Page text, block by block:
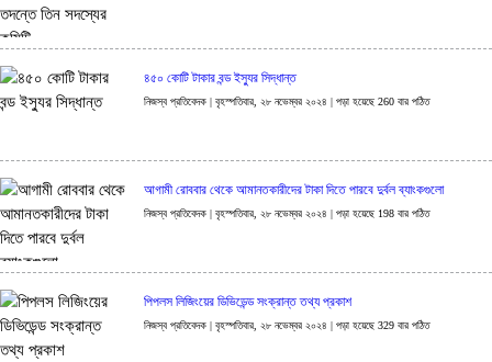
৪৫০ কোটি টাকার বন্ড ইস্যুর সিদ্ধান্ত
নিজস্ব প্রতিবেদক | বৃহস্পতিবার, ২৮ নভেম্বর ২০২৪ | পড়া হয়েছে 260 বার পঠিত
আগামী রোববার থেকে আমানতকারীদের টাকা দিতে পারবে দুর্বল ব্যাংকগুলো
নিজস্ব প্রতিবেদক | বৃহস্পতিবার, ২৮ নভেম্বর ২০২৪ | পড়া হয়েছে 198 বার পঠিত
পিপলস লিজিংয়ের ডিভিডেন্ড সংক্রান্ত তথ্য প্রকাশ
নিজস্ব প্রতিবেদক | বৃহস্পতিবার, ২৮ নভেম্বর ২০২৪ | পড়া হয়েছে 329 বার পঠিত